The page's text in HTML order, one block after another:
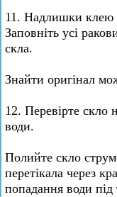
11. Надлишки клею
Заповніть усі
скла.
Знайти оригінал
12. Перевірте скло
води.
Полийте скло
перетікала через
попадання води